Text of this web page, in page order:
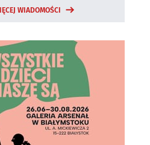
WIADOMOŚCI